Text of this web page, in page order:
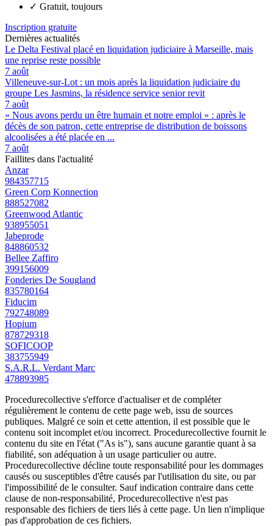
✓ Gratuit, toujours
Inscription gratuite
Dernières actualités
Le Delta Festival placé en liquidation judiciaire à Marseille, mais
une reprise reste possible
7 août
Villeneuve-sur-Lot : un mois après la liquidation judiciaire du
groupe Les Jasmins, la résidence service senior revit
7 août
« Nous avons perdu un être humain et notre emploi » : après le
décès de son patron, cette entreprise de distribution de boissons
alcoolisées a été placée en ...
7 août
Faillites dans l'actualité
Anzar
984357715
Green Corp Konnection
888527082
Greenwood Atlantic
938955051
Jabeprode
848860532
Bellee Zaffiro
399156009
Fonderies De Sougland
835780164
Fiducim
792748089
Hopium
878729318
SOFICOOP
383755949
S.A.R.L. Verdant Marc
478893985
Procedurecollective s'efforce d'actualiser et de compléter
régulièrement le contenu de cette page web, issu de sources
publiques. Malgré ce soin et cette attention, il est possible que le
contenu soit incomplet et/ou incorrect. Procedurecollective fournit le
contenu du site en l'état ("As is"), sans aucune garantie quant à sa
fiabilité, son adéquation à un usage particulier ou autre.
Procedurecollective décline toute responsabilité pour les dommages
causés ou susceptibles d'être causés par l'utilisation du site, ou par
l'impossibilité de le consulter. Sauf indication contraire dans cette
clause de non-responsabilité, Procedurecollective n'est pas
responsable des fichiers de tiers liés à cette page. Un lien n'implique
pas d'approbation de ces fichiers.